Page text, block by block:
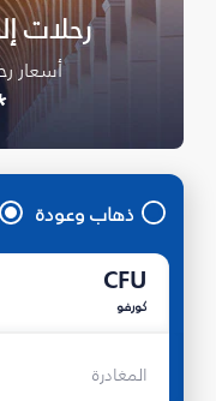
رحلات
أسعار
ذهاب وعودة
CFU
كورفو
المغادرة